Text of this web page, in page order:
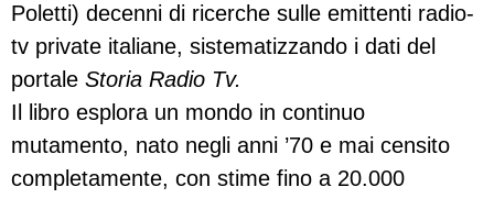
Poletti) decenni di ricerche sulle emittenti radio-
tv private italiane, sistematizzando i dati del
portale Storia Radio Tv.
Il libro esplora un mondo in continuo
mutamento, nato negli anni ’70 e mai censito
completamente, con stime fino a 20.000